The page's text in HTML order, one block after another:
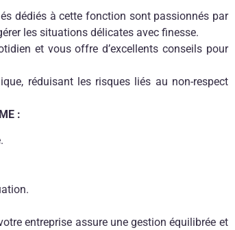
dédiés à cette fonction sont passionnés par
les situations délicates avec finesse.
et vous offre d’excellents conseils pour
réduisant les risques liés au non-respect
:
entreprise assure une gestion équilibrée et